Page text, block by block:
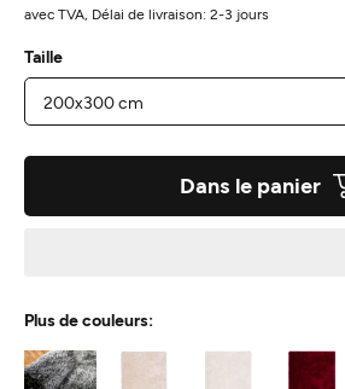
avec TVA, Délai de livraison: 2-3 jours
Taille
Dans le panier
Plus de couleurs: